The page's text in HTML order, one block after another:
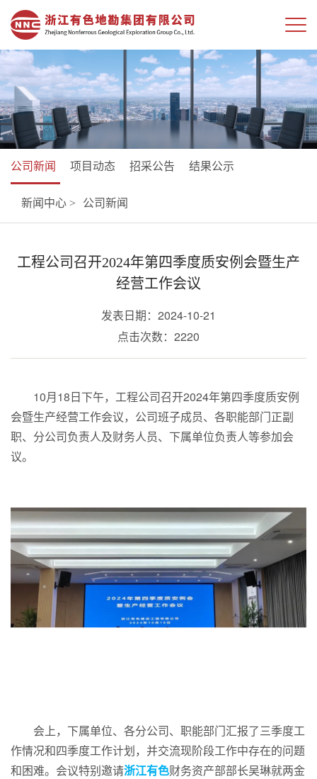
公司新闻 项目动态 招采公告 结果公示
新闻中心 > 公司新闻
工程公司召开2024年第四季度质安例会暨生产
经营工作会议
发表日期：2024-10-21
点击次数：2220
10月18日下午，工程公司召开2024年第四季度质安例
会暨生产经营工作会议，公司班子成员、各职能部门正副
职、分公司负责人及财务人员、下属单位负责人等参加会
议。
会上，下属单位、各分公司、职能部门汇报了三季度工
作情况和四季度工作计划，并交流现阶段工作中存在的问题
和困难。会议特别邀请浙江有色财务资产部部长吴琳就两金